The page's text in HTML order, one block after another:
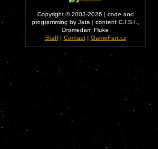
Copyright © 2003-2026 | code and
programming by Jata | content C.I.S.I.,
Dromedarr, Fluke
Staff| Contact| GameFan.cz